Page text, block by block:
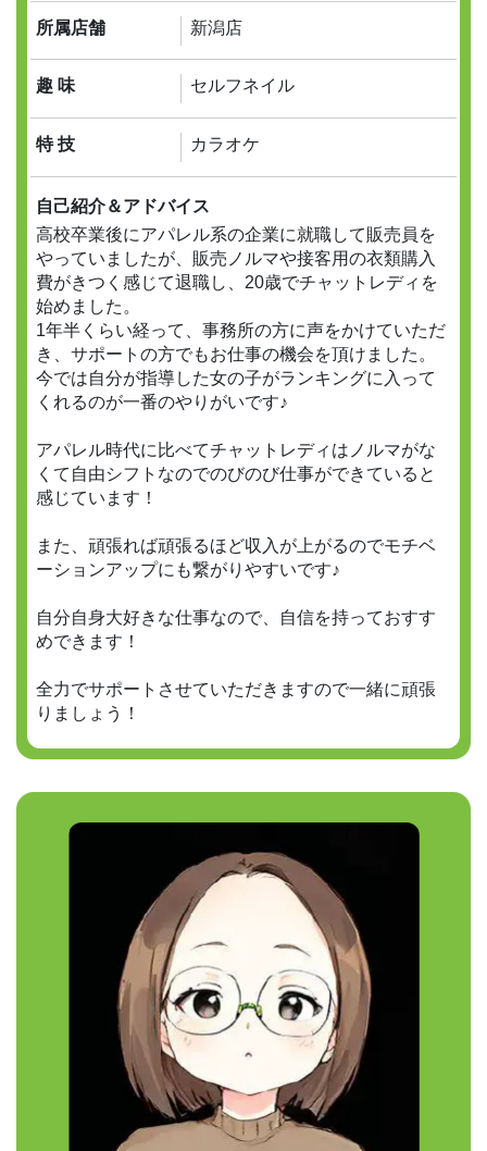
所属店舗 新潟店
趣 味 セルフネイル
特 技 カラオケ
自己紹介＆アドバイス
高校卒業後にアパレル系の企業に就職して販売員を
やっていましたが、販売ノルマや接客用の衣類購入
費がきつく感じて退職し、20歳でチャットレディを
始めました。
1年半くらい経って、事務所の方に声をかけていただ
き、サポートの方でもお仕事の機会を頂けました。
今では自分が指導した女の子がランキングに入って
くれるのが一番のやりがいです♪
アパレル時代に比べてチャットレディはノルマがな
くて自由シフトなのでのびのび仕事ができていると
感じています！
また、頑張れば頑張るほど収入が上がるのでモチベ
ーションアップにも繋がりやすいです♪
自分自身大好きな仕事なので、自信を持っておすす
めできます！
全力でサポートさせていただきますので一緒に頑張
りましょう！